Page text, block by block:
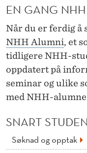
EN GANG
Når du er ferdig å
NHH Alumni, et
tidligere NHH-
oppdatert på
seminar og ulike
med NHH-
SNART
Søknad og opptak